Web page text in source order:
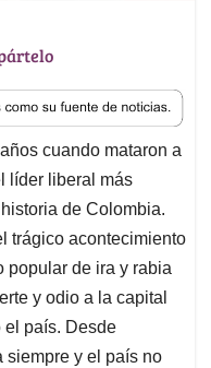
cuando mataron a
líder liberal más
de Colombia.
trágico acontecimiento
popular de ira y rabia
y odio a la capital
el país. Desde
siempre y el país no